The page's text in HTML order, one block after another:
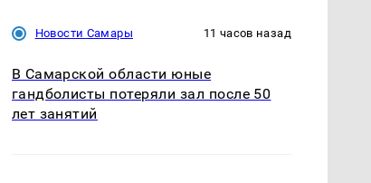
Новости Самары 11 часов назад
В Самарской области юные
гандболисты потеряли зал после 50
лет занятий